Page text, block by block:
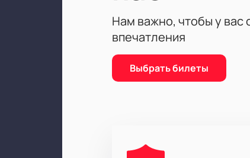
Надежда
Манучаров, Олег Акулич,
Замотаев
Нам важно, чтобы у вас
впечатления
Выбрать билеты